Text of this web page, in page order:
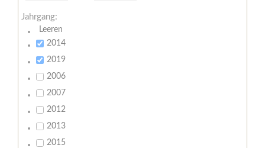
Jahrgang:
Leeren
2014
2019
2006
2007
2012
2013
2015